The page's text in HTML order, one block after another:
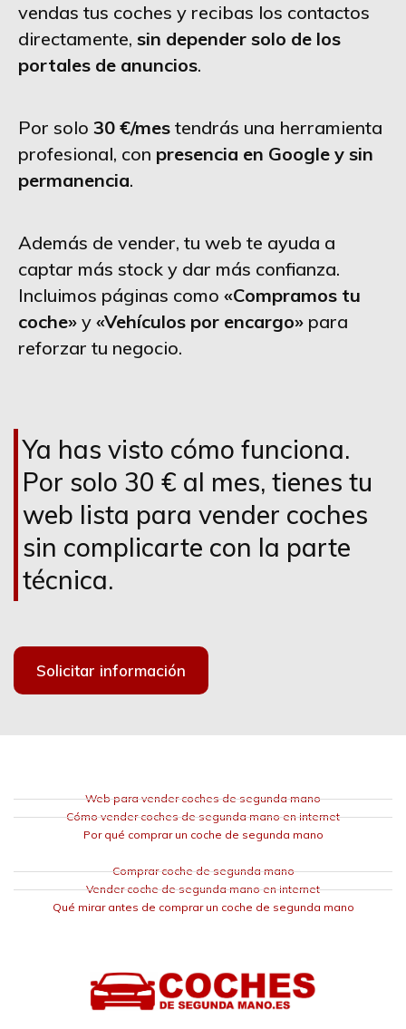
vendas tus coches y recibas los contactos
directamente, sin depender solo de los
portales de anuncios.
Por solo 30 €/mes tendrás una herramienta
profesional, con presencia en Google y sin
permanencia.
Además de vender, tu web te ayuda a
captar más stock y dar más confianza.
Incluimos páginas como «Compramos tu
coche» y «Vehículos por encargo» para
reforzar tu negocio.
Ya has visto cómo funciona.
Por solo 30 € al mes, tienes tu
web lista para vender coches
sin complicarte con la parte
técnica.
Solicitar información
Web para vender coches de segunda mano
Cómo vender coches de segunda mano en internet
Por qué comprar un coche de segunda mano
Comprar coche de segunda mano
Vender coche de segunda mano en internet
Qué mirar antes de comprar un coche de segunda mano